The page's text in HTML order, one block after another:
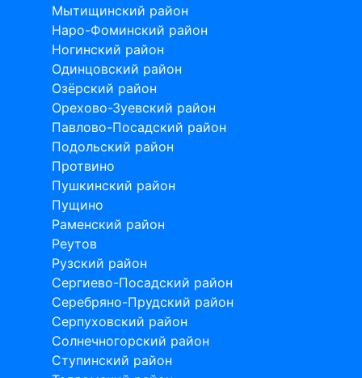
Мытищинский район
Наро-Фоминский район
Ногинский район
Одинцовский район
Озёрский район
Орехово-Зуевский район
Павлово-Посадский район
Подольский район
Протвино
Пушкинский район
Пущино
Раменский район
Реутов
Рузский район
Сергиево-Посадский район
Серебряно-Прудский район
Серпуховский район
Солнечногорский район
Ступинский район